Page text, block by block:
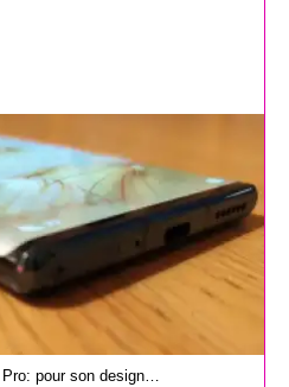
Pro: pour son design…